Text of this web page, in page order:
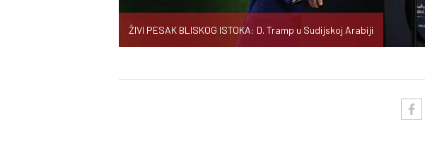
ŽIVI PESAK BLISKOG ISTOKA: D. Tramp u Sudijskoj Arabiji